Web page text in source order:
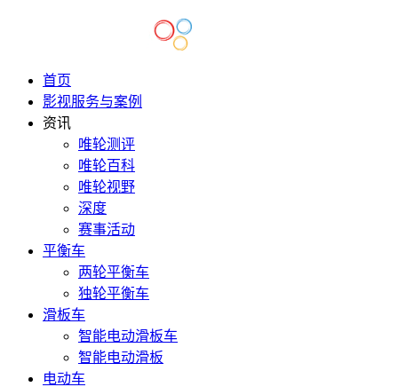
首页
影视服务与案例
资讯
唯轮测评
唯轮百科
唯轮视野
深度
赛事活动
平衡车
两轮平衡车
独轮平衡车
滑板车
智能电动滑板车
智能电动滑板
电动车